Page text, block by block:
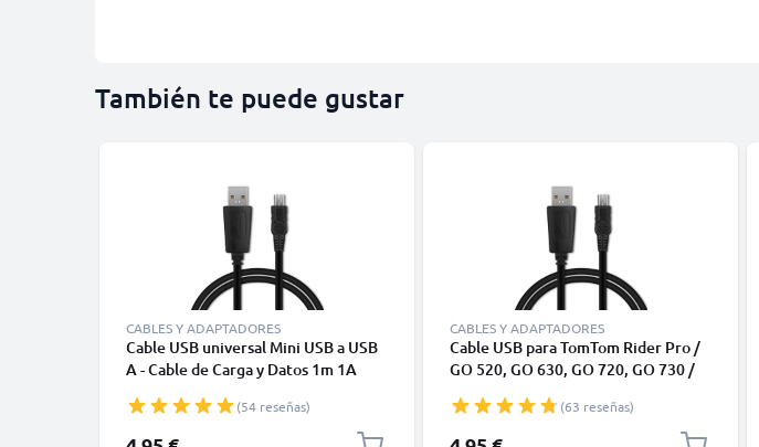
También te puede gustar
CABLES Y ADAPTADORES
Cable USB universal Mini USB a USB
A - Cable de Carga y Datos 1m 1A
(54 reseñas)
CABLES Y ADAPTADORES
Cable USB para TomTom Rider Pro /
GO 520, GO 630, GO 720, GO 730 /
Cable de Carga y Datos 1m 1A negro
PVC
(63 reseñas)